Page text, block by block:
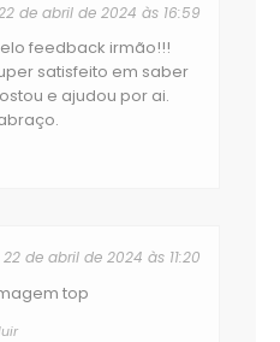
de abril de 2024 às 16:59
feedback irmão!!!
satisfeito em saber
e ajudou por ai.
22 de abril de 2024 às 11:20
top